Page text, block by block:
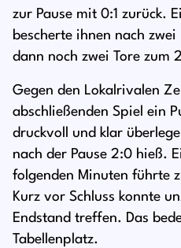
zur Pause mit 0:1 zurück.
bescherte ihnen nach
dann noch zwei Tore zum
Gegen den Lokalrivalen
abschließenden Spiel ein
druckvoll und klar
nach der Pause 2:0 hieß.
folgenden Minuten führte
Kurz vor Schluss konnte
Endstand treffen. Das
Tabellenplatz.